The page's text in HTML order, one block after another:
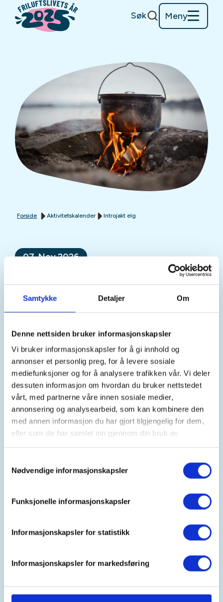
Samtykke Detaljer Om
Denne nettsiden bruker informasjonskapsler
Vi bruker informasjonskapsler for å gi innhold og
annonser et personlig preg, for å levere sosiale
mediefunksjoner og for å analysere trafikken vår. Vi deler
dessuten informasjon om hvordan du bruker nettstedet
vårt, med partnerne våre innen sosiale medier,
annonsering og analysearbeid, som kan kombinere den
med annen informasjon du har gjort tilgjengelig for dem,
eller som de har samlet inn gjennom din bruk av
Nødvendige informasjonskapsler
Funksjonelle informasjonskapsler
Informasjonskapsler for statistikk
Informasjonskapsler for markedsføring
Søk Meny
Forside Aktivitetskalender Introjakt elg
07. Nov 2026
Mer informasjon
Sted
Bergen
Tid
07. Nov 2026
Kl. 08.00 - 16.00
Vegårshei JFF
eirikomdal@hotmail.com
Mer info kommer.